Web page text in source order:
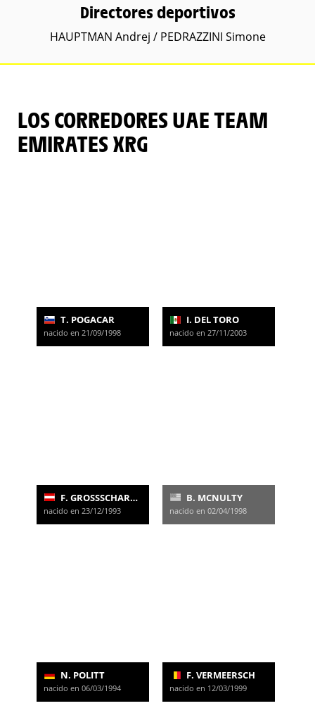
Directores deportivos
HAUPTMAN Andrej / PEDRAZZINI Simone
LOS CORREDORES UAE TEAM
EMIRATES XRG
T. POGACAR
nacido en 21/09/1998
I. DEL TORO
nacido en 27/11/2003
F. GROSSSCHARTNER
nacido en 23/12/1993
B. MCNULTY
nacido en 02/04/1998
N. POLITT
nacido en 06/03/1994
F. VERMEERSCH
nacido en 12/03/1999